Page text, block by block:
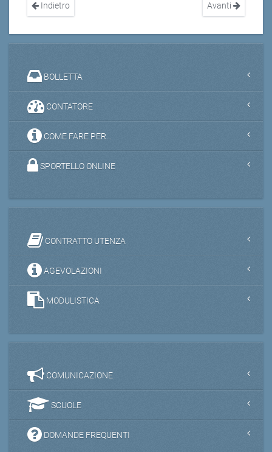
Indietro Avanti
BOLLETTA
CONTATORE
COME FARE PER...
SPORTELLO ONLINE
CONTRATTO UTENZA
AGEVOLAZIONI
MODULISTICA
COMUNICAZIONE
SCUOLE
DOMANDE FREQUENTI